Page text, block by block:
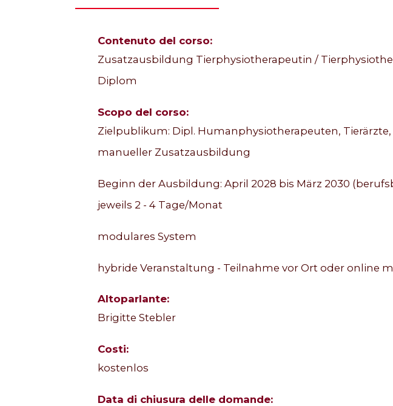
Contenuto del corso:
Zusatzausbildung Tierphysiotherapeutin /
Diplom
Scopo del corso:
Zielpublikum: Dipl. Humanphysiotherapeuten,
manueller Zusatzausbildung
Beginn der Ausbildung: April 2028 bis März 2030
jeweils 2 - 4 Tage/Monat
modulares System
hybride Veranstaltung - Teilnahme vor Ort oder online
Altoparlante:
Brigitte Stebler
Costi:
kostenlos
Data di chiusura delle domande: